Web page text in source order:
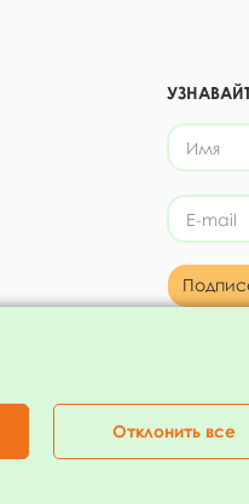
Отклонить все